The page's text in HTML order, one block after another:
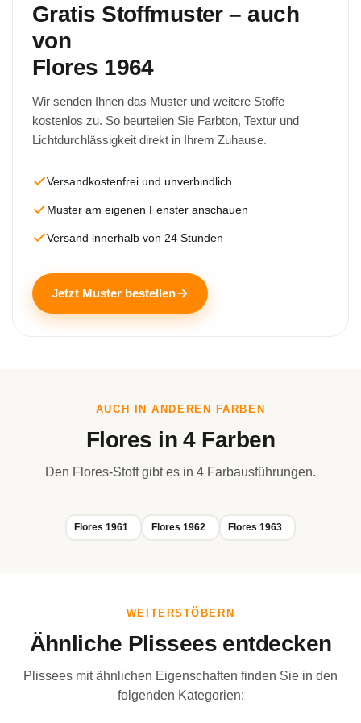
Gratis Stoffmuster – auch
von
Flores 1964
Wir senden Ihnen das Muster und weitere Stoffe
kostenlos zu. So beurteilen Sie Farbton, Textur und
Lichtdurchlässigkeit direkt in Ihrem Zuhause.
Versandkostenfrei und unverbindlich
Muster am eigenen Fenster anschauen
Versand innerhalb von 24 Stunden
Jetzt Muster bestellen
AUCH IN ANDEREN FARBEN
Flores in 4 Farben
Den Flores-Stoff gibt es in 4 Farbausführungen.
Flores 1961 Flores 1962 Flores 1963
WEITERSTÖBERN
Ähnliche Plissees entdecken
Plissees mit ähnlichen Eigenschaften finden Sie in den
folgenden Kategorien: